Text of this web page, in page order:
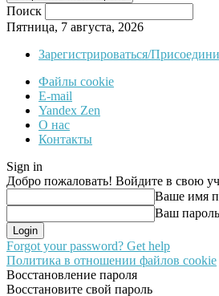
Поиск
Пятница, 7 августа, 2026
Зарегистрироваться/
Файлы cookie
E-mail
Yandex Zen
О нас
Контакты
Sign in
Добро пожаловать! Войдите в свою
Ваше имя
Ваш пароль
Forgot your password? Get help
Политика в отношении файлов cookie
Восстановление пароля
Восстановите свой пароль